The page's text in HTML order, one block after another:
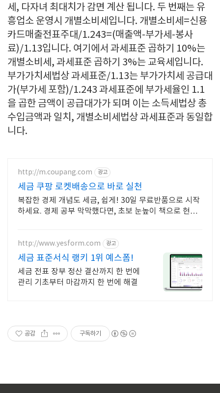
세, 다자녀 최대치가 감면 계산 됩니다. 두 번째는 유
흥업소 운영시 개별소비세입니다. 개별소비세=신용
카드매출전표주대/1.243=(매출액-부가세-봉사
료)/1.13입니다. 여기에서 과세표준 곱하기 10%는
개별소비세, 과세표준 곱하기 3%는 교육세입니다.
부가가치세법상 과세표준/1.13는 부가가치세 공급대
가(부가세 포함)/1.243 과세표준에 부가세율인 1.1
을 곱한 금액이 공급대가가 되며 이는 소득세법상 총
수입금액과 일치, 개별소비세법상 과세표준과 동일합
니다.
http://m.coupang.com 광고
세금 쿠팡 로켓배송으로 바로 실천
복잡한 경제 개념도 세금, 쉽게! 30일 무료반품으로 시작
하세요. 경제 공부 막막했다면, 초보 눈높이 책으로 현명
http://www.yesform.com 광고
세금 표준서식 랭키 1위 예스폼!
세금 전표 장부 정산 결산까지 한 번에
관리 기초부터 마감까지 한 번에 해결
공감 구독하기